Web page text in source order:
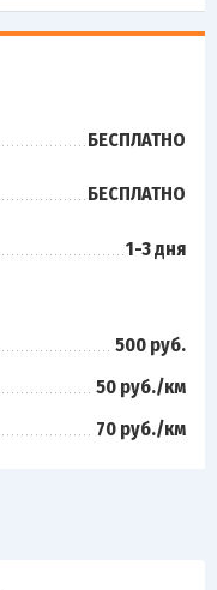
БЕСПЛАТНО
БЕСПЛАТНО
1-3 дня
500 руб.
50 руб./км
70 руб./км